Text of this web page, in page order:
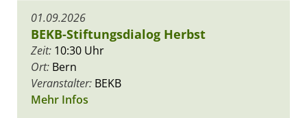
01.09.2026
BEKB-Stiftungsdialog Herbst
Zeit: 10:30 Uhr
Ort: Bern
Veranstalter: BEKB
Mehr Infos